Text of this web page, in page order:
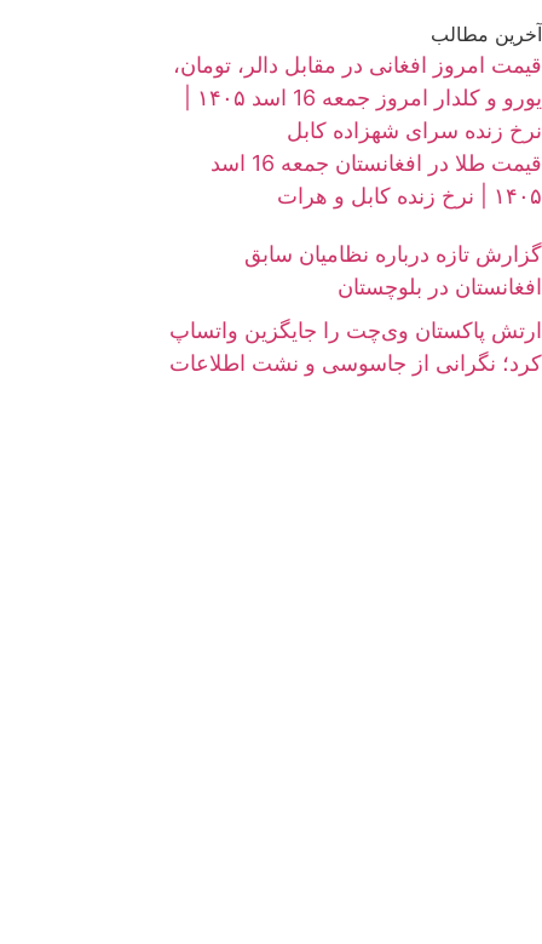
آخرین مطالب
قیمت امروز افغانی در مقابل دالر، تومان،
نرخ زنده سرای شهزاده کابل
قیمت طلا در افغانستان جمعه 16 اسد
۱۴۰۵ | نرخ زنده کابل و هرات
گزارش تازه درباره نظامیان سابق
افغانستان در بلوچستان
ارتش پاکستان وی‌چت را جایگزین واتساپ
کرد؛ نگرانی از جاسوسی و نشت اطلاعات